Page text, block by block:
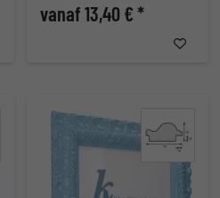
vanaf 13,40 € *